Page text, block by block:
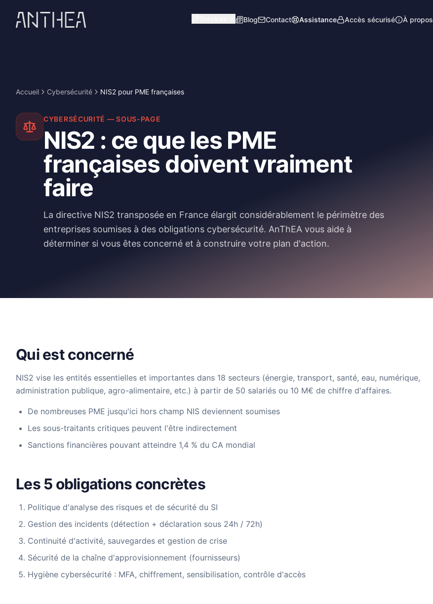
Blog Contact Assistance Accès sécurisé À propos
Accueil Cybersécurité NIS2 pour PME françaises
CYBERSÉCURITÉ — SOUS-PAGE
NIS2 : ce que les PME
françaises doivent vraiment
faire
La directive NIS2 transposée en France élargit considérablement le périmètre des
entreprises soumises à des obligations cybersécurité. AnThEA vous aide à
déterminer si vous êtes concerné et à construire votre plan d'action.
Qui est concerné
NIS2 vise les entités essentielles et importantes dans 18 secteurs (énergie, transport, santé, eau, numérique,
administration publique, agro-alimentaire, etc.) à partir de 50 salariés ou 10 M€ de chiffre d'affaires.
De nombreuses PME jusqu'ici hors champ NIS deviennent soumises
Les sous-traitants critiques peuvent l'être indirectement
Sanctions financières pouvant atteindre 1,4 % du CA mondial
Les 5 obligations concrètes
Politique d'analyse des risques et de sécurité du SI
Gestion des incidents (détection + déclaration sous 24h / 72h)
Continuité d'activité, sauvegardes et gestion de crise
Sécurité de la chaîne d'approvisionnement (fournisseurs)
Hygiène cybersécurité : MFA, chiffrement, sensibilisation, contrôle d'accès